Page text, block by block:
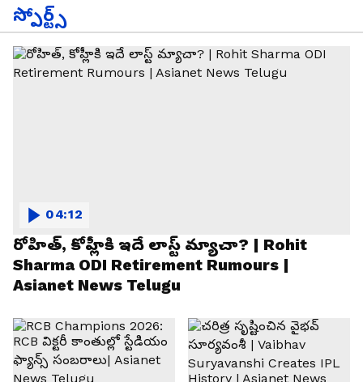
స్పోర్ట్స్
రోహిత్, కోహ్లీకి ఇదే లాస్ట్ మ్యాచా? | Rohit
Sharma ODI Retirement Rumours |
Asianet News Telugu
04:12